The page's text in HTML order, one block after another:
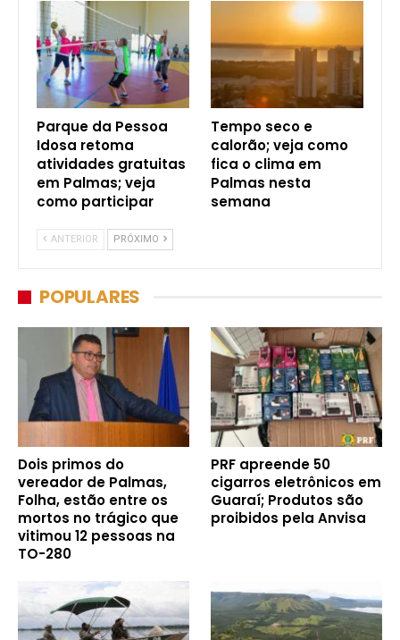
Parque da Pessoa
Idosa retoma
atividades gratuitas
em Palmas; veja
como participar
Tempo seco e
calorão; veja como
fica o clima em
Palmas nesta
semana
ANTERIOR PRÓXIMO
POPULARES
Dois primos do
vereador de Palmas,
Folha, estão entre os
mortos no trágico que
vitimou 12 pessoas na
TO-280
PRF apreende 50
cigarros eletrônicos em
Guaraí; Produtos são
proibidos pela Anvisa